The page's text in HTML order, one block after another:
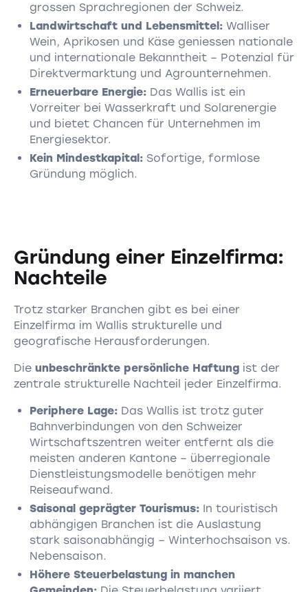
grossen Sprachregionen der Schweiz.
Landwirtschaft und Lebensmittel: Walliser
Wein, Aprikosen und Käse geniessen nationale
und internationale Bekanntheit – Potenzial für
Direktvermarktung und Agrounternehmen.
Erneuerbare Energie: Das Wallis ist ein
Vorreiter bei Wasserkraft und Solarenergie
und bietet Chancen für Unternehmen im
Energiesektor.
Kein Mindestkapital: Sofortige, formlose
Gründung möglich.
Gründung einer Einzelfirma:
Nachteile
Trotz starker Branchen gibt es bei einer
Einzelfirma im Wallis strukturelle und
geografische Herausforderungen.
Die unbeschränkte persönliche Haftungist der
zentrale strukturelle Nachteil jeder Einzelfirma.
Periphere Lage: Das Wallis ist trotz guter
Bahnverbindungen von den Schweizer
Wirtschaftszentren weiter entfernt als die
meisten anderen Kantone – überregionale
Dienstleistungsmodelle benötigen mehr
Reiseaufwand.
Saisonal geprägter Tourismus: In touristisch
abhängigen Branchen ist die Auslastung
stark saisonabhängig – Winterhochsaison vs.
Nebensaison.
Höhere Steuerbelastung in manchen